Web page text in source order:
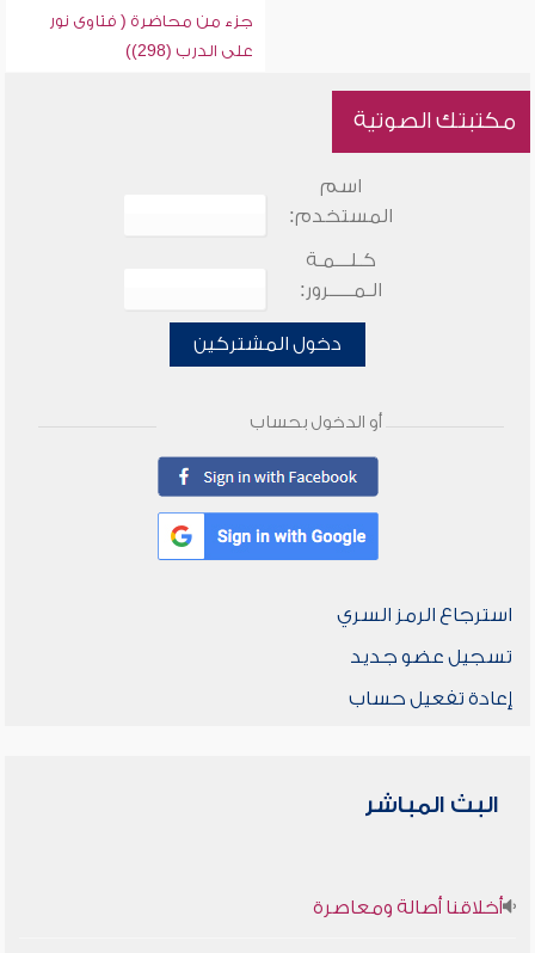
جزء من محاضرة ( فتاوى نور
على الدرب (298))
مكتبتك الصوتية
اسم
المستخدم:
كـلـــمـة
الـمـــــرور:
دخول المشتركين
أو الدخول بحساب
استرجاع الرمز السري
تسجيل عضو جديد
إعادة تفعيل حساب
البث المباشر
أخلاقنا أصالة ومعاصرة